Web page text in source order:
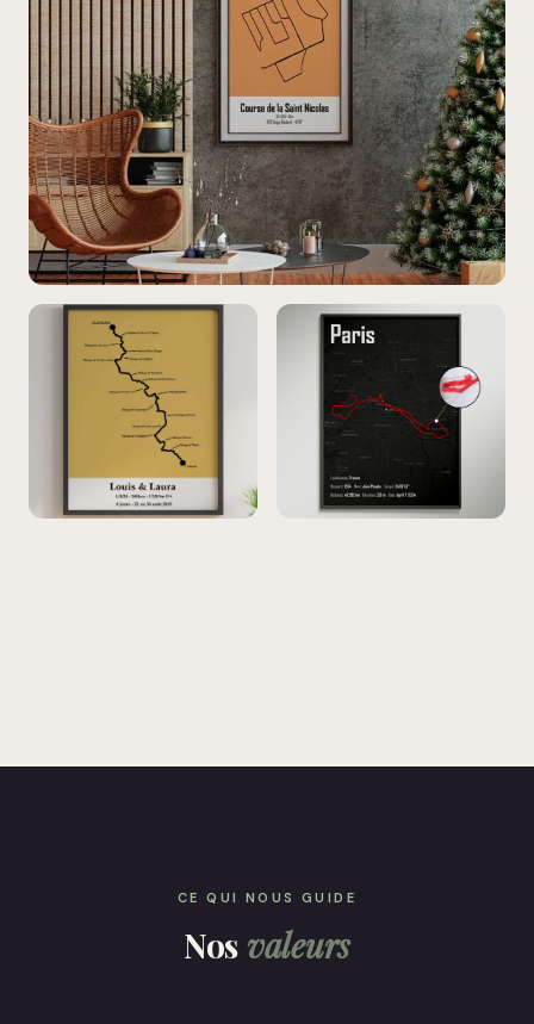
CE QUI NOUS GUIDE
Nosvaleurs